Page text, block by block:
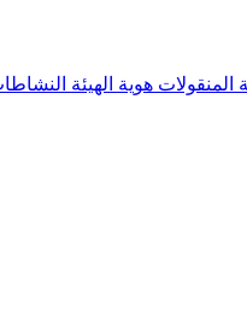
المنقولات هوية الهيئة